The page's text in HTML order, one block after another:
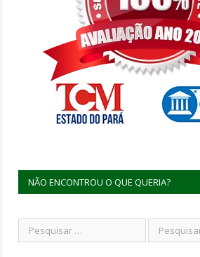
NÃO ENCONTROU O QUE QUERIA?